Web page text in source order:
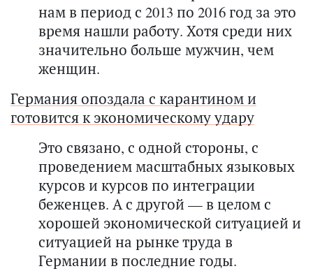
нам в период с 2013 по 2016 год за это
время нашли работу. Хотя среди них
значительно больше мужчин, чем
женщин.
Германия опоздала с карантином и
готовится к экономическому удару
Это связано, с одной стороны, с
проведением масштабных языковых
курсов и курсов по интеграции
беженцев. А с другой — в целом с
хорошей экономической ситуацией и
ситуацией на рынке труда в
Германии в последние годы.